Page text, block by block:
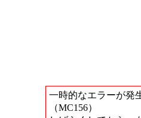
一時的なエラーが発
（MC156）